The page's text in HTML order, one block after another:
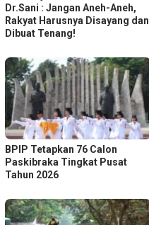
Dr.Sani : Jangan Aneh-Aneh,
Rakyat Harusnya Disayang dan
Dibuat Tenang!
BPIP Tetapkan 76 Calon
Paskibraka Tingkat Pusat
Tahun 2026